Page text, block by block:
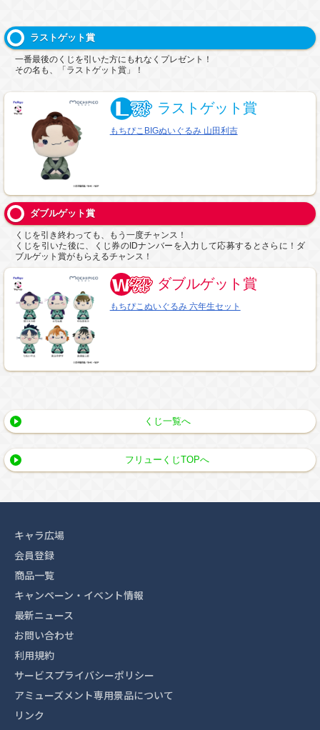
ラストゲット賞
一番最後のくじを引いた方にもれなくプレゼント！
その名も、「ラストゲット賞」！
ラストゲット賞
もちぴこBIGぬいぐるみ 山田利吉
ダブルゲット賞
くじを引き終わっても、もう一度チャンス！
くじを引いた後に、くじ券のIDナンバーを入力して応募するとさらに！ダ
ブルゲット賞がもらえるチャンス！
ダブルゲット賞
もちぴこぬいぐるみ 六年生セット
くじ一覧へ
フリューくじTOPへ
キャラ広場
会員登録
商品一覧
キャンペーン・イベント情報
最新ニュース
お問い合わせ
利用規約
サービスプライバシーポリシー
アミューズメント専用景品について
リンク